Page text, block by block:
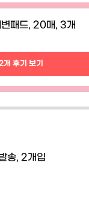
패드, 20매, 3개
후기 보기
송, 2개입